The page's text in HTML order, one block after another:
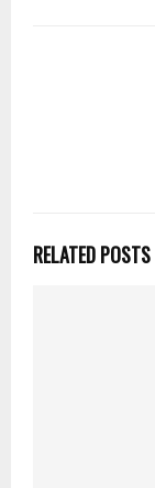
RELATED POSTS